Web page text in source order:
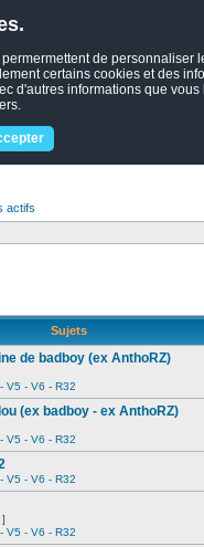
de
certains cookies et des
d'autres informations que
actifs
Sujets
de badboy (ex AnthoRZ)
V5 - V6 - R32
(ex badboy - ex AnthoRZ)
V5 - V6 - R32
V5 - V6 - R32
]
V5 - V6 - R32